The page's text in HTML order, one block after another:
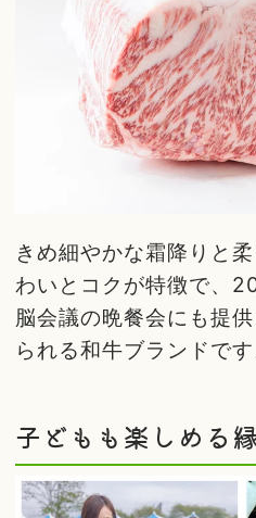
きめ細やかな霜降りと
わいとコクが特徴で、
脳会議の晩餐会にも提
られる和牛ブランドです
子どもも楽しめる